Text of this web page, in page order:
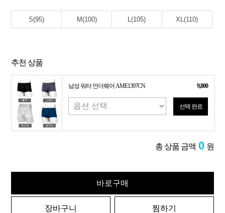
S(95) M(100) L(105) XL(110)
추천 상품
남성 워터 언더웨어 AME1397CN 9,800
선택 완료
총 상품 금액 0 원
바로구매
장바구니 찜하기